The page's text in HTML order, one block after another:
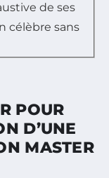
de ses
célèbre sans
POUR
D’UNE
MASTER